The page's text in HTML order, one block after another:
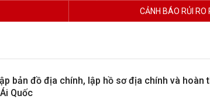
CẢNH BÁO RỦI RO
bản đồ địa chính, lập hồ sơ địa chính và hoàn
Quốc